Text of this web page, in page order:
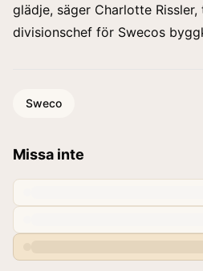
glädje, säger Charlotte
divisionschef för Swecos
Sweco
Missa inte